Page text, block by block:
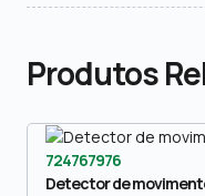
Produtos
724767976
Detector de